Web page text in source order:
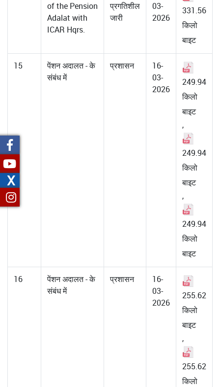
of the Pension
Adalat with
ICAR Hqrs.
प्रगतिशील
जारी
03-
2026
331.56
किलो
बाइट
15
पेंशन अदालत - के
संबंध में
प्रशासन
16-
03-
2026
249.94
किलो
बाइट
,
249.94
किलो
बाइट
,
249.94
किलो
बाइट
16
पेंशन अदालत - के
संबंध में
प्रशासन
16-
03-
2026
255.62
किलो
बाइट
,
255.62
किलो
X